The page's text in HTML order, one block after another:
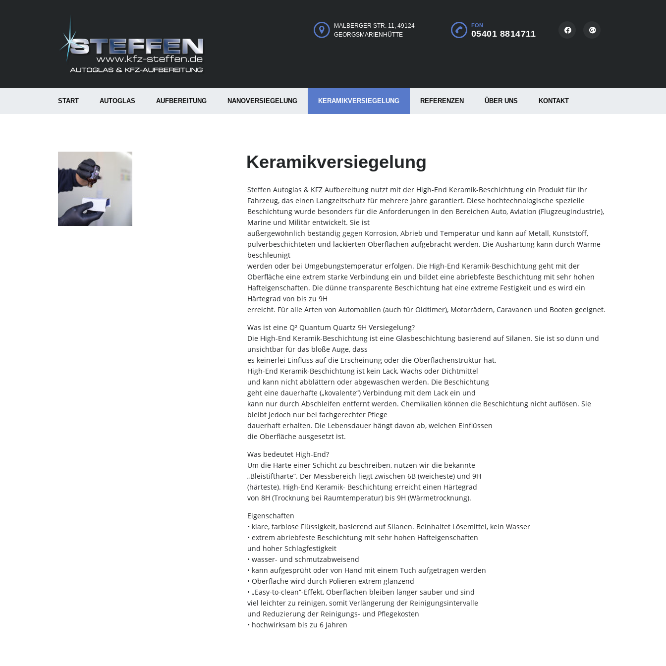
FON
05401 8814711
MALBERGER STR. 11, 49124
GEORGSMARIENHÜTTE
START AUTOGLAS AUFBEREITUNG NANOVERSIEGELUNG KERAMIKVERSIEGELUNG REFERENZEN ÜBER UNS KONTAKT
Keramikversiegelung
Steffen Autoglas & KFZ Aufbereitung nutzt mit der High-End Keramik-Beschichtung ein Produkt für Ihr
Fahrzeug, das einen Langzeitschutz für mehrere Jahre garantiert. Diese hochtechnologische spezielle
Beschichtung wurde besonders für die Anforderungen in den Bereichen Auto, Aviation (Flugzeugindustrie),
Marine und Militär entwickelt. Sie ist
außergewöhnlich beständig gegen Korrosion, Abrieb und Temperatur und kann auf Metall, Kunststoff,
pulverbeschichteten und lackierten Oberflächen aufgebracht werden. Die Aushärtung kann durch Wärme
beschleunigt
werden oder bei Umgebungstemperatur erfolgen. Die High-End Keramik-Beschichtung geht mit der
Oberfläche eine extrem starke Verbindung ein und bildet eine abriebfeste Beschichtung mit sehr hohen
Hafteigenschaften. Die dünne transparente Beschichtung hat eine extreme Festigkeit und es wird ein
Härtegrad von bis zu 9H
erreicht. Für alle Arten von Automobilen (auch für Oldtimer), Motorrädern, Caravanen und Booten geeignet.
Was ist eine Q² Quantum Quartz 9H Versiegelung?
Die High-End Keramik-Beschichtung ist eine Glasbeschichtung basierend auf Silanen. Sie ist so dünn und
unsichtbar für das bloße Auge, dass
es keinerlei Einfluss auf die Erscheinung oder die Oberflächenstruktur hat.
High-End Keramik-Beschichtung ist kein Lack, Wachs oder Dichtmittel
und kann nicht abblättern oder abgewaschen werden. Die Beschichtung
geht eine dauerhafte („kovalente“) Verbindung mit dem Lack ein und
kann nur durch Abschleifen entfernt werden. Chemikalien können die Beschichtung nicht auflösen. Sie
bleibt jedoch nur bei fachgerechter Pflege
dauerhaft erhalten. Die Lebensdauer hängt davon ab, welchen Einflüssen
die Oberfläche ausgesetzt ist.
Was bedeutet High-End?
Um die Härte einer Schicht zu beschreiben, nutzen wir die bekannte
„Bleistifthärte“. Der Messbereich liegt zwischen 6B (weicheste) und 9H
(härteste). High-End Keramik- Beschichtung erreicht einen Härtegrad
von 8H (Trocknung bei Raumtemperatur) bis 9H (Wärmetrocknung).
Eigenschaften
• klare, farblose Flüssigkeit, basierend auf Silanen. Beinhaltet Lösemittel, kein Wasser
• extrem abriebfeste Beschichtung mit sehr hohen Hafteigenschaften
und hoher Schlagfestigkeit
• wasser- und schmutzabweisend
• kann aufgesprüht oder von Hand mit einem Tuch aufgetragen werden
• Oberfläche wird durch Polieren extrem glänzend
• „Easy-to-clean“-Effekt, Oberflächen bleiben länger sauber und sind
viel leichter zu reinigen, somit Verlängerung der Reinigungsintervalle
und Reduzierung der Reinigungs- und Pflegekosten
• hochwirksam bis zu 6 Jahren